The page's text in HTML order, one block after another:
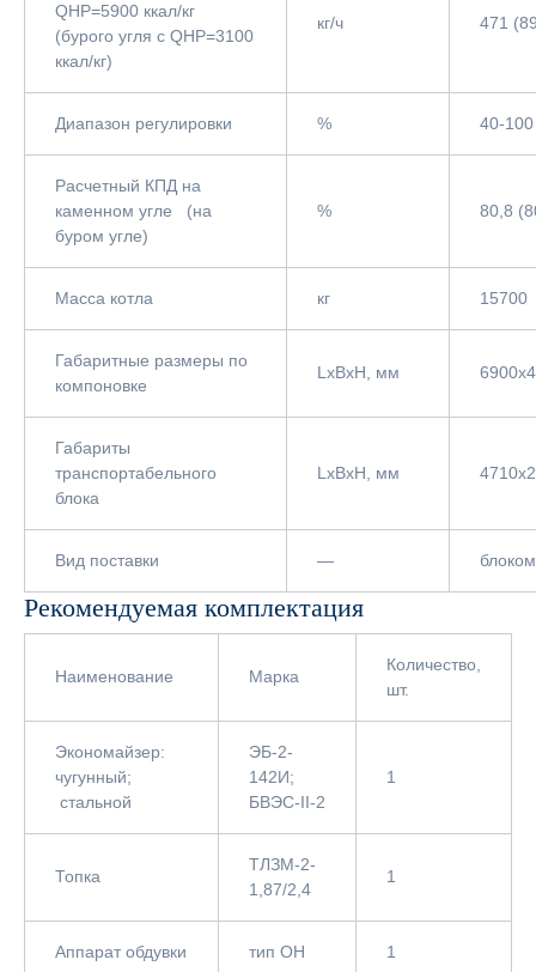
QНР=5900 ккал/кг
(бурого угля с QНР=3100
ккал/кг)
кг/ч 471
Диапазон регулировки % 40-100
Расчетный КПД на
каменном угле (на
буром угле)
% 80,8
Масса котла кг 15700
Габаритные размеры по
компоновке
LxBxH, мм
Габариты
транспортабельного
блока
LxBxH, мм
Вид поставки — блоком
Рекомендуемая комплектация
Наименование Марка
Количество,
шт.
Экономайзер:
чугунный;
стальной
ЭБ-2-
142И;
БВЭС-II-2
1
Топка
ТЛЗМ-2-
1,87/2,4
1
Аппарат обдувки тип ОН 1